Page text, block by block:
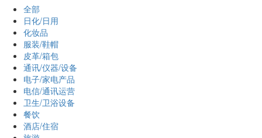
全部
日化/日用
化妆品
服装/鞋帽
皮革/箱包
通讯/仪器/设备
电子/家电产品
电信/通讯运营
卫生/卫浴设备
餐饮
酒店/住宿